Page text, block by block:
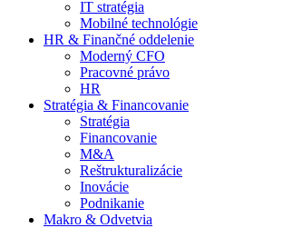
IT stratégia
Mobilné technológie
HR & Finančné oddelenie
Moderný CFO
Pracovné právo
HR
Stratégia & Financovanie
Stratégia
Financovanie
M&A
Reštrukturalizácie
Inovácie
Podnikanie
Makro & Odvetvia